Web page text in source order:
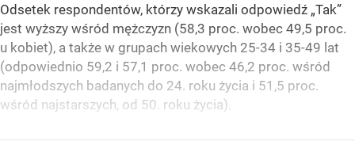
Odsetek respondentów, którzy wskazali odpowiedź „Tak”
jest wyższy wśród mężczyzn (58,3 proc. wobec 49,5 proc.
u kobiet), a także w grupach wiekowych 25-34 i 35-49 lat
(odpowiednio 59,2 i 57,1 proc. wobec 46,2 proc. wśród
najmłodszych badanych do 24. roku życia i 51,5 proc.
wśród najstarszych, od 50. roku życia).